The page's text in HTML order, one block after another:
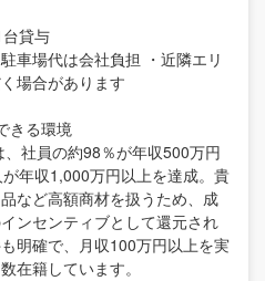
台貸与
車場代は会社負担 ・近隣エリ
場合があります
きる環境
社員の約98％が年収500万円
年収1,000万円以上を達成。貴
など高額商材を扱うため、成
ンセンティブとして還元され
明確で、月収100万円以上を実
在籍しています。